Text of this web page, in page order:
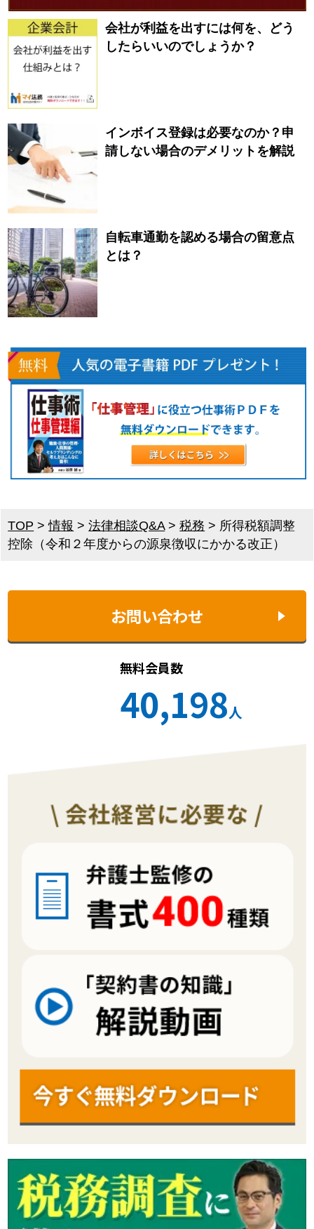
会社が利益を出すには何を、どう
したらいいのでしょうか？
インボイス登録は必要なのか？申
請しない場合のデメリットを解説
自転車通勤を認める場合の留意点
とは？
TOP >情報 >法律相談Q&A>税務 > 所得税額調整
控除（令和２年度からの源泉徴収にかかる改正）
お問い合わせ
無料会員数
40,198人